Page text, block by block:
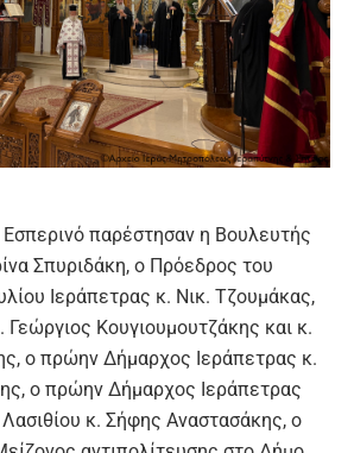
Εσπερινό παρέστησαν η Βουλευτής
Σπυριδάκη, ο Πρόεδρος του
Ιεράπετρας κ. Νικ. Τζουμάκας,
Γεώργιος Κουγιουμουτζάκης και κ.
ο πρώην Δήμαρχος Ιεράπετρας κ.
ο πρώην Δήμαρχος Ιεράπετρας
κ. Σήφης Αναστασάκης, ο